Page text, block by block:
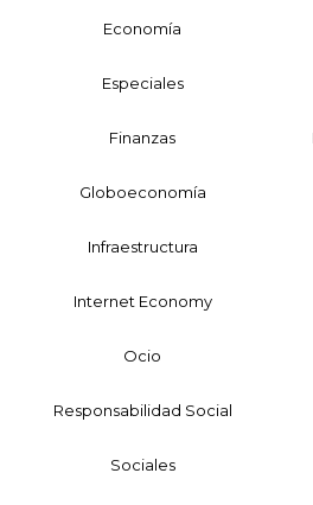
Economía
Especiales
Finanzas
Globoeconomía
Infraestructura
Internet Economy
Ocio
Responsabilidad Social
Sociales